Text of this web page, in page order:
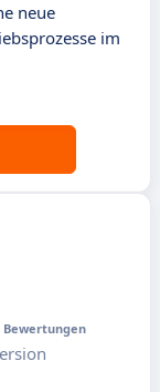
neue
im
Bewertungen